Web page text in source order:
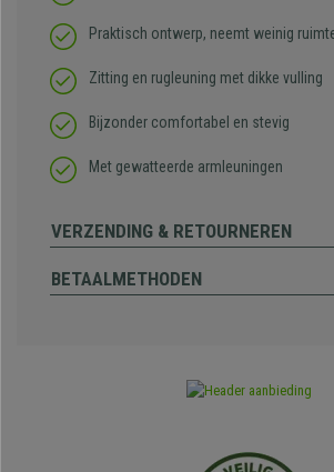
Praktisch ontwerp, neemt weinig
Zitting en rugleuning met dikke vulling
Bijzonder comfortabel en stevig
Met gewatteerde armleuningen
VERZENDING & RETOURNEREN
BETAALMETHODEN